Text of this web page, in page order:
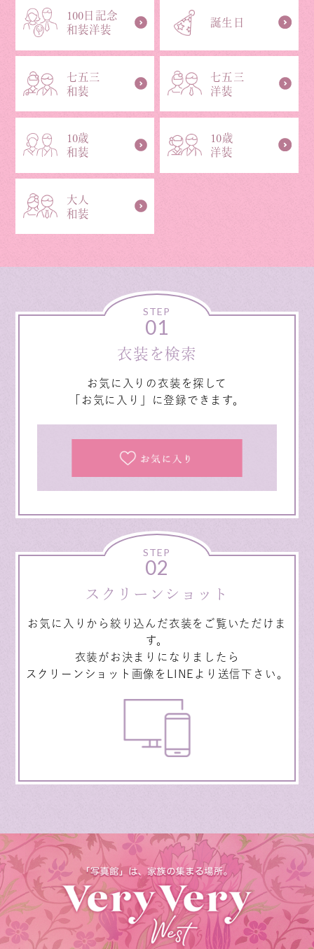
100日記念
和装洋装
誕生日
七五三
和装
七五三
洋装
10歳
和装
10歳
洋装
大人
和装
STEP
01
衣装を検索
お気に入りの衣装を探して
「お気に入り」に登録できます。
STEP
02
スクリーンショット
お気に入りから絞り込んだ衣装をご覧いただけま
す。
衣装がお決まりになりましたら
スクリーンショット画像をLINEより送信下さい。